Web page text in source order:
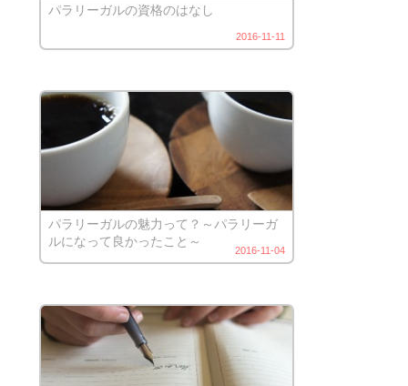
パラリーガルの資格のはなし
2016-11-11
パラリーガルの魅力って？～パラリーガ
ルになって良かったこと～
2016-11-04